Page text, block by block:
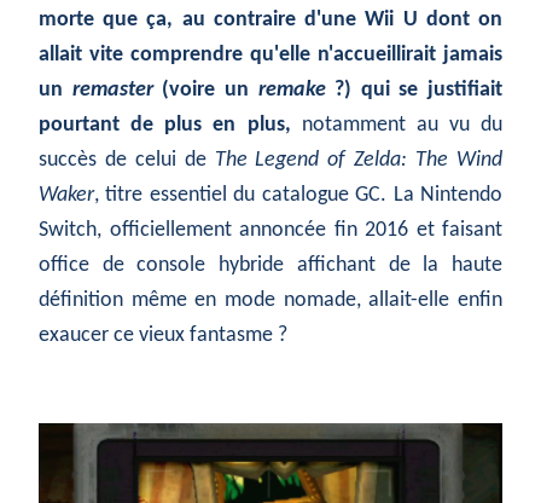
morte que ça, au contraire d'une Wii U dont on
allait vite comprendre qu'elle n'accueillirait jamais
un remaster(voire un remake?) qui se justifiait
pourtant de plus en plus, notamment au vu du
succès de celui de The Legend of Zelda: The Wind
Waker, titre essentiel du catalogue GC. La Nintendo
Switch, officiellement annoncée fin 2016 et faisant
office de console hybride affichant de la haute
définition même en mode nomade, allait-elle enfin
exaucer ce vieux fantasme ?